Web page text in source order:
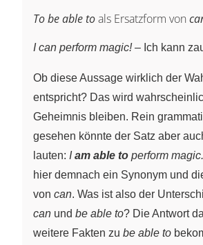
To be able toals Ersatzform von
I can perform magic!– Ich kann
Ob diese Aussage wirklich der
entspricht? Das wird
Geheimnis bleiben. Rein
gesehen könnte der Satz aber
lauten: Iam able to perform magic.
hier demnach ein Synonym und
von can. Was ist also der
can und be able to? Die Antwort
weitere Fakten zu be able to